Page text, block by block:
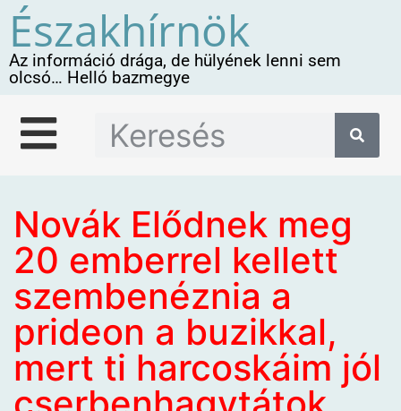
Északhírnök
Az információ drága, de hülyének lenni sem
olcsó… Helló bazmegye
Novák Elődnek meg
20 emberrel kellett
szembenéznia a
prideon a buzikkal,
mert ti harcoskáim jól